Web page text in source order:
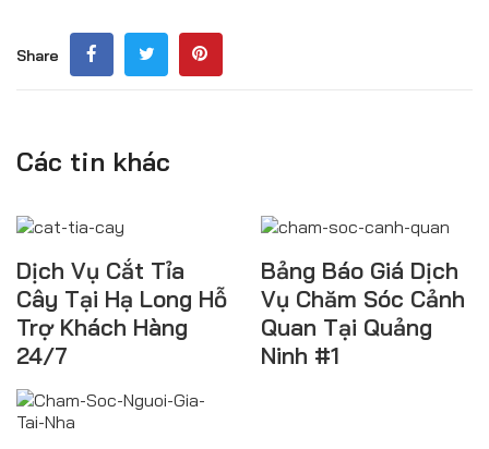
Share
Các tin khác
Dịch Vụ Cắt Tỉa
Cây Tại Hạ Long Hỗ
Trợ Khách Hàng
24/7
Bảng Báo Giá Dịch
Vụ Chăm Sóc Cảnh
Quan Tại Quảng
Ninh #1